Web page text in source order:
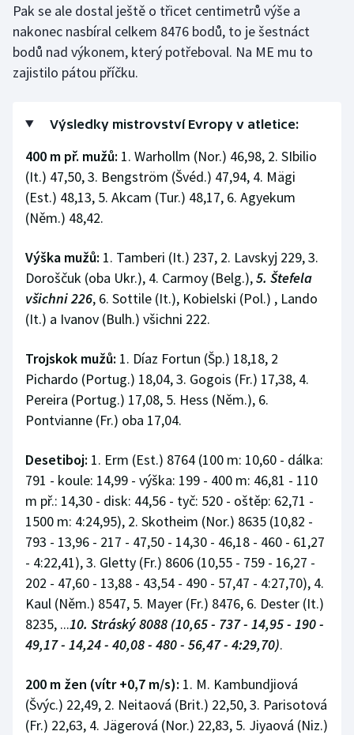
Pak se ale dostal ještě o třicet centimetrů výše a
nakonec nasbíral celkem 8476 bodů, to je šestnáct
bodů nad výkonem, který potřeboval. Na ME mu to
zajistilo pátou příčku.
Výsledky mistrovství Evropy v atletice:
400 m př. mužů: 1. Warhollm (Nor.) 46,98, 2. SIbilio
(It.) 47,50, 3. Bengström (Švéd.) 47,94, 4. Mägi
(Est.) 48,13, 5. Akcam (Tur.) 48,17, 6. Agyekum
(Něm.) 48,42.
Výška mužů: 1. Tamberi (It.) 237, 2. Lavskyj 229, 3.
Doroščuk (oba Ukr.), 4. Carmoy (Belg.),5. Štefela
všichni 226, 6. Sottile (It.), Kobielski (Pol.) , Lando
(It.) a Ivanov (Bulh.) všichni 222.
Trojskok mužů: 1. Díaz Fortun (Šp.) 18,18, 2
Pichardo (Portug.) 18,04, 3. Gogois (Fr.) 17,38, 4.
Pereira (Portug.) 17,08, 5. Hess (Něm.), 6.
Pontvianne (Fr.) oba 17,04.
Desetiboj: 1. Erm (Est.) 8764 (100 m: 10,60 - dálka:
791 - koule: 14,99 - výška: 199 - 400 m: 46,81 - 110
m př.: 14,30 - disk: 44,56 - tyč: 520 - oštěp: 62,71 -
1500 m: 4:24,95), 2. Skotheim (Nor.) 8635 (10,82 -
793 - 13,96 - 217 - 47,50 - 14,30 - 46,18 - 460 - 61,27
- 4:22,41), 3. Gletty (Fr.) 8606 (10,55 - 759 - 16,27 -
202 - 47,60 - 13,88 - 43,54 - 490 - 57,47 - 4:27,70), 4.
Kaul (Něm.) 8547, 5. Mayer (Fr.) 8476, 6. Dester (It.)
8235, ...10. Stráský 8088 (10,65 - 737 - 14,95 - 190 -
49,17 - 14,24 - 40,08 - 480 - 56,47 - 4:29,70).
200 m žen (vítr +0,7 m/s): 1. M. Kambundjiová
(Švýc.) 22,49, 2. Neitaová (Brit.) 22,50, 3. Parisotová
(Fr.) 22,63, 4. Jägerová (Nor.) 22,83, 5. Jiyaová (Niz.)